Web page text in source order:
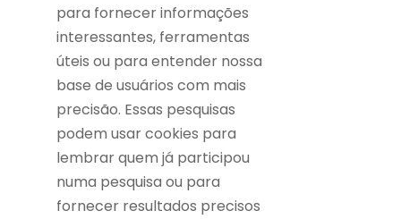
para fornecer informações
interessantes, ferramentas
úteis ou para entender nossa
base de usuários com mais
precisão. Essas pesquisas
podem usar cookies para
lembrar quem já participou
numa pesquisa ou para
fornecer resultados precisos